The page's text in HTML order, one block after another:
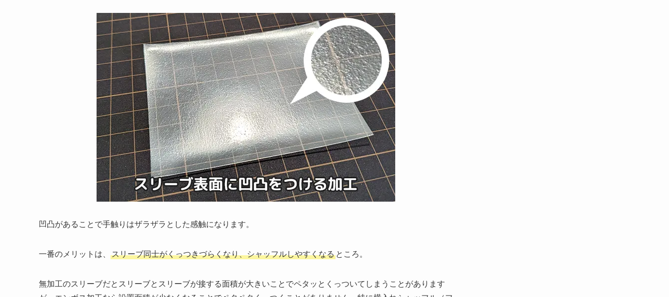
凹凸があることで手触りはザラザラとした感触になります。
一番のメリットは、 スリーブ同士がくっつきづらくなり、シャッフルしやすくなる ところ。
無加工のスリーブだとスリーブとスリーブが接する面積が大きいことでペタッとくっついてしまうことがあります